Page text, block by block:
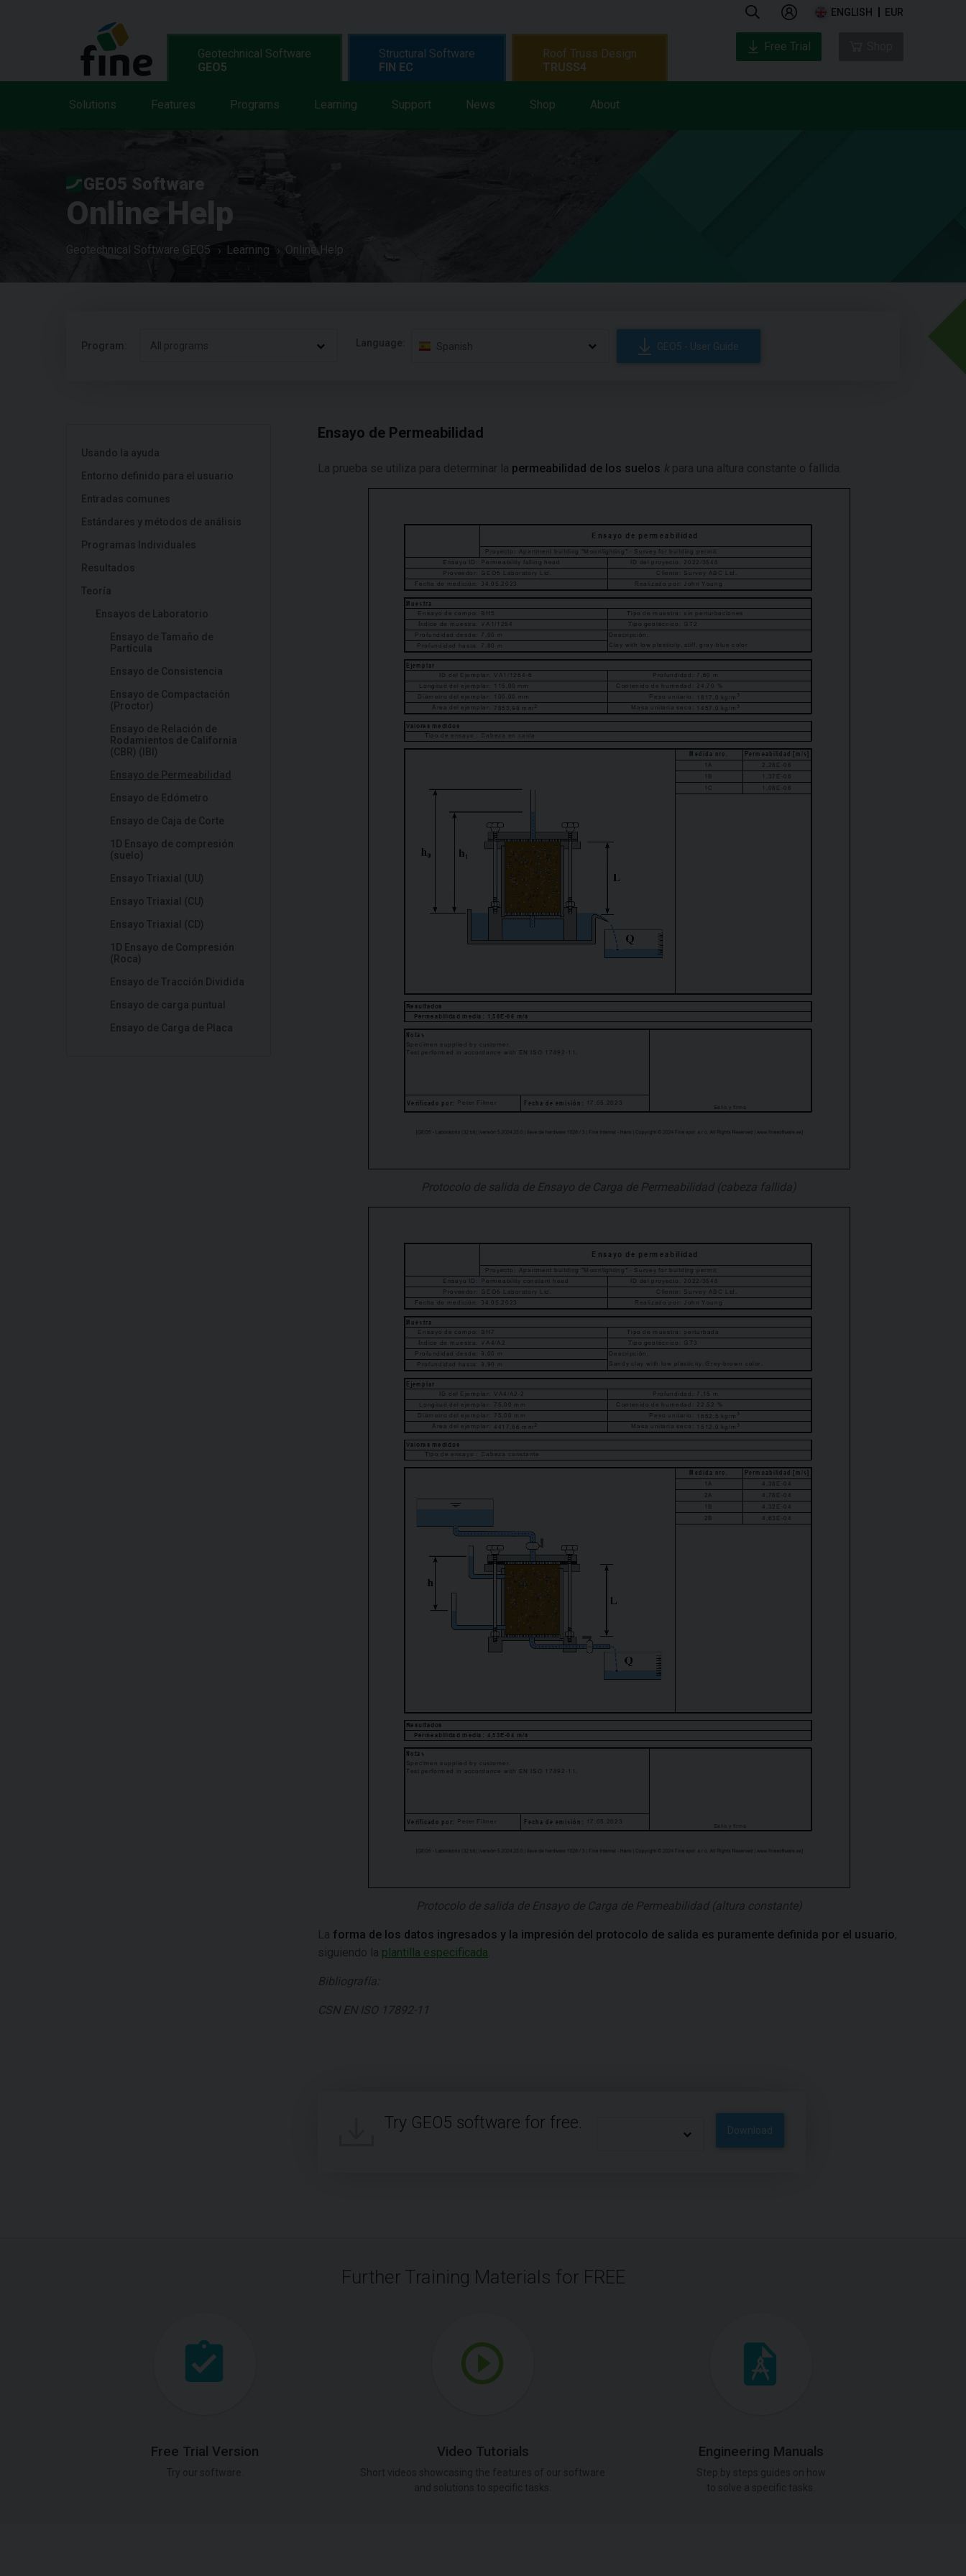
ENGLISH EUR
Geotechnical Software
GEO5
Solutions Features Programs Learning Support News Shop About
Structural Software
FIN EC
Roof Truss Design
TRUSS4
Free Trial
GEO5 Software
Online Help
Geotechnical Software GEO5 Learning Online Help
Program: All programs Language: Spanish GEO5 - User Guide
Usando la ayuda
Entorno definido para el usuario
Entradas comunes
Estándares y métodos de análisis
Programas Individuales
Resultados
Teoría
Ensayos de Laboratorio
Ensayo de Tamaño de
Partícula
Ensayo de Consistencia
Ensayo de Compactación
(Proctor)
Ensayo de Relación de
Rodamientos de California
(CBR) (IBI)
Ensayo de Permeabilidad
Ensayo de Edómetro
Ensayo de Caja de Corte
1D Ensayo de compresión
(suelo)
Ensayo Triaxial (UU)
Ensayo Triaxial (CU)
Ensayo Triaxial (CD)
1D Ensayo de Compresión
(Roca)
Ensayo de Tracción Dividida
Ensayo de carga puntual
Ensayo de Carga de Placa
Ensayo de Permeabilidad
La prueba se utiliza para determinar la permeabilidad de los suelos k para una altura constante o fallida.​
Protocolo de salida de Ensayo de Carga de Permeabilidad (cabeza fallida)​
Protocolo de salida de Ensayo de Carga de Permeabilidad (altura constante)
La forma de los datos ingresados y la impresión del protocolo de salida es puramente definida por el usuario,
siguiendo la plantilla especificada
Bibliografía:
CSN EN ISO 17892-11
Try GEO5 software for free. Download
Further Training Materials for FREE
Free Trial Version Video Tutorials Engineering Manuals